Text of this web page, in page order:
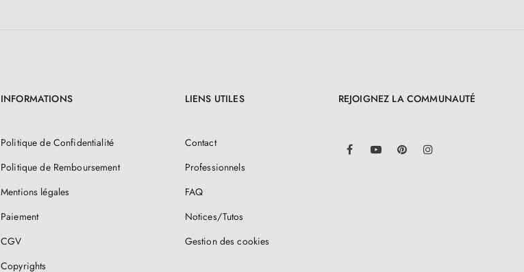
INFORMATIONS
Politique de Confidentialité
Politique de Remboursement
Mentions légales
Paiement
CGV
Copyrights
LIENS UTILES
Contact
Professionnels
FAQ
Notices/Tutos
Gestion des cookies
REJOIGNEZ LA COMMUNAUTÉ
FacebookYouTube Pinterest